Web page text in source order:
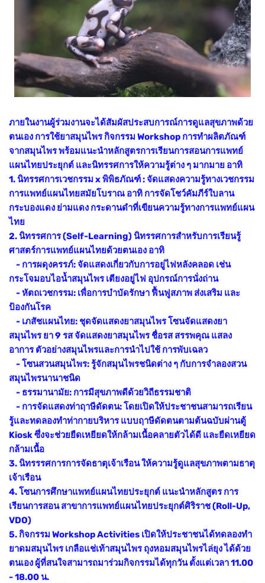
ภายในงานผู้ร่วมงานจะได้สัมผัสประสบการณ์การดูแลสุขภาพด้วย
ตนเอง การใช้ยาสมุนไพร กิจกรรม Workshop การทำผลิตภัณฑ์
จากสมุนไพร พร้อมแนะนำหลักสูตรการเรียนการสอนการแพทย์
แผนไทยประยุกต์ และนิทรรศการให้ความรู้ต่าง ๆ มากมาย อาทิ
1. นิทรรศการเวชกรรม x พิพิธภัณฑ์ : จัดแสดงความรู้ทางเวชกรรม
การแพทย์แผนไทยสมัยโบราณ อาทิ การจัดโชว์คัมภีร์ใบลาน
กระบองแดง ย่ามแดง กระดานดำที่เขียนความรู้ทางการแพทย์แผน
ไทย
2. นิทรรศการ (Self-Learning) นิทรรศการสำหรับการเรียนรู้
ศาสตร์การแพทย์แผนไทยด้วยตนเอง อาทิ
- การผดุงครรภ์: จัดแสดงเกี่ยวกับการอยู่ไฟหลังคลอด เช่น
กระโจมอบไอน้ำสมุนไพร เตียงอยู่ไฟ อุปกรณ์การนั่งถ่าน
- หัตถเวชกรรม: เพื่อการบำบัดรักษา ฟื้นฟูสภาพ ส่งเสริม และ
ป้องกันโรค
- เภสัชแผนไทย: ชุดจัดแสดงยาสมุนไพร โซนจัดแสดงยา
สมุนไพร ยา 9 รส จัดแสดงยาสมุนไพร ชื่อรส สรรพคุณ แสลง
อาการ ตัวอย่างสมุนไพรและการนำไปใช้ การพับเฉลว
- โซนสวนสมุนไพร: รู้จักสมุนไพรชนิดต่าง ๆ กับการจำลองสวน
สมุนไพรนานาชนิด
- ธรรมานามัย: การมีสุขภาพดีด้วยวิถีธรรมชาติ
- การจัดแสดงท่าฤาษีดัดตน: โดยเปิดให้ประชาชนสามารถเรียน
รู้และทดลองทำท่ากายบริหาร แบบฤาษีดัดตนตามต้นฉบับผ่านตู้
Kiosk ซึ่งจะช่วยยืดเหยียดให้กล้ามเนื้อคลายตัวได้ดี และยืดเหยียด
กล้ามเนื้อ
3. นิทรรรศการการจัดธาตุเจ้าเรือน ให้ความรู้ดูแลสุขภาพตามธาตุ
เจ้าเรือน
4. โซนการศึกษาแพทย์แผนไทยประยุกต์ แนะนำหลักสูตร การ
เรียนการสอน สาขาการแพทย์แผนไทยประยุกต์ศิริราช (Roll-Up,
VDO)
5. กิจกรรม Workshop Activities เปิดให้ประชาชนได้ทดลองทำ
ยาดมสมุนไพร เกลือแช่เท้าสมุนไพร ถุงหอมสมุนไพรไล่ยุง ได้ด้วย
ตนเอง ผู้ที่สนใจสามารถมาร่วมกิจกรรมได้ทุกวัน ตั้งแต่เวลา 11.00
- 18.00 น.